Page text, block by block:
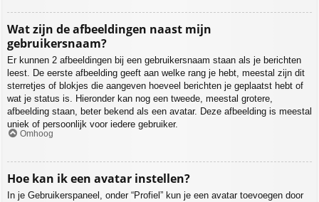
Wat zijn de afbeeldingen naast mijn
gebruikersnaam?
Er kunnen 2 afbeeldingen bij een gebruikersnaam staan als je berichten
leest. De eerste afbeelding geeft aan welke rang je hebt, meestal zijn dit
sterretjes of blokjes die aangeven hoeveel berichten je geplaatst hebt of
wat je status is. Hieronder kan nog een tweede, meestal grotere,
afbeelding staan, beter bekend als een avatar. Deze afbeelding is meestal
uniek of persoonlijk voor iedere gebruiker.
Omhoog
Hoe kan ik een avatar instellen?
In je Gebruikerspaneel, onder “Profiel” kun je een avatar toevoegen door